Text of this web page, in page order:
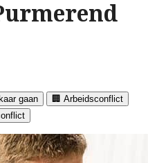
gaan
🏢 Arbeidsconflict